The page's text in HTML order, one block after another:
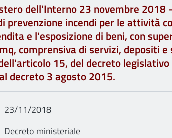
dell'Interno 23 novembre 2018
prevenzione incendi per le attività
e l'esposizione di beni, con
comprensiva di servizi, depositi e
15, del decreto
decreto 3 agosto 2015.
23/11/2018
Decreto ministeriale